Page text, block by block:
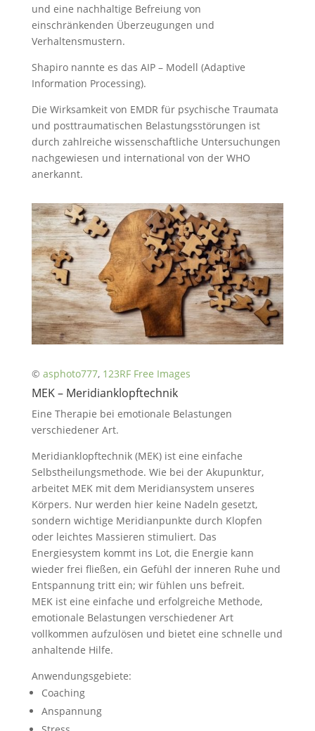
und eine nachhaltige Befreiung von
einschränkenden Überzeugungen und
Verhaltensmustern.
Shapiro nannte es das AIP – Modell (Adaptive
Information Processing).
Die Wirksamkeit von EMDR für psychische Traumata
und posttraumatischen Belastungsstörungen ist
durch zahlreiche wissenschaftliche Untersuchungen
nachgewiesen und international von der WHO
anerkannt.
© asphoto777, 123RF Free Images
MEK – Meridianklopftechnik
Eine Therapie bei emotionale Belastungen
verschiedener Art.
Meridianklopftechnik (MEK) ist eine einfache
Selbstheilungsmethode. Wie bei der Akupunktur,
arbeitet MEK mit dem Meridiansystem unseres
Körpers. Nur werden hier keine Nadeln gesetzt,
sondern wichtige Meridianpunkte durch Klopfen
oder leichtes Massieren stimuliert. Das
Energiesystem kommt ins Lot, die Energie kann
wieder frei fließen, ein Gefühl der inneren Ruhe und
Entspannung tritt ein; wir fühlen uns befreit.
MEK ist eine einfache und erfolgreiche Methode,
emotionale Belastungen verschiedener Art
vollkommen aufzulösen und bietet eine schnelle und
anhaltende Hilfe.
Anwendungsgebiete:
Coaching
Anspannung